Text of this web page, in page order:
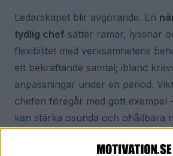
Ledarskapet blir avgörande. En
tydlig chef sätter ramar, lyssnar
flexibilitet med verksamhetens
ett bekräftande samtal; ibland
anpassningar under en period.
chefen föregår med gott exempel
kan stärka osunda och ohållbara
Organisationer kan stärka